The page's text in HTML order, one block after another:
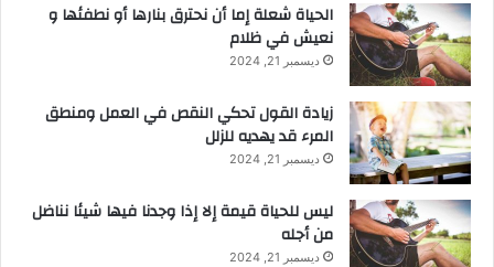
الحياة شعلة إما أن نحترق بنارها أو نطفئها و
نعيش في ظلام
ديسمبر 21, 2024
زيادة القول تحكي النقص في العمل ومنطق
المرء قد يهديه للزلل
ديسمبر 21, 2024
ليس للحياة قيمة إلا إذا وجدنا فيها شيئا نناضل
من أجله
ديسمبر 21, 2024